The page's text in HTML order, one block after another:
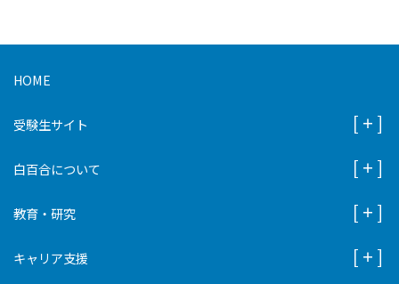
HOME
受験生サイト
白百合について
教育・研究
キャリア支援